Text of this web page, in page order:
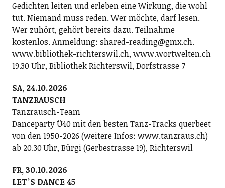
Gedichten leiten und erleben eine Wirkung, die wohl
tut. Niemand muss reden. Wer möchte, darf lesen.
Wer zuhört, gehört bereits dazu. Teilnahme
kostenlos. Anmeldung: shared-reading@gmx.ch.
www.bibliothek-richterswil.ch, www.wortwelten.ch
19.30 Uhr, Bibliothek Richterswil, Dorfstrasse 7
SA, 24.10.2026
TANZRAUSCH
Tanzrausch-Team
Danceparty Ü40 mit den besten Tanz-Tracks querbeet
von den 1950-2026 (weitere Infos: www.tanzraus.ch)
ab 20.30 Uhr, Bürgi (Gerbestrasse 19), Richterswil
FR, 30.10.2026
LETʼS DANCE 45